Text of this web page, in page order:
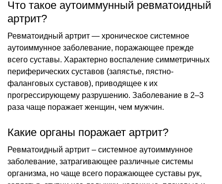
Что такое аутоиммунный ревматоидный
артрит?
Ревматоидный артрит — хроническое системное
аутоиммунное заболевание, поражающее прежде
всего суставы. Характерно воспаление симметричных
периферических суставов (запястье, пястно-
фаланговых суставов), приводящее к их
прогрессирующему разрушению. Заболевание в 2–3
раза чаще поражает женщин, чем мужчин.
Какие органы поражает артрит?
Ревматоидный артрит – системное аутоиммунное
заболевание, затрагивающее различные системы
организма, но чаще всего поражающее суставы рук,